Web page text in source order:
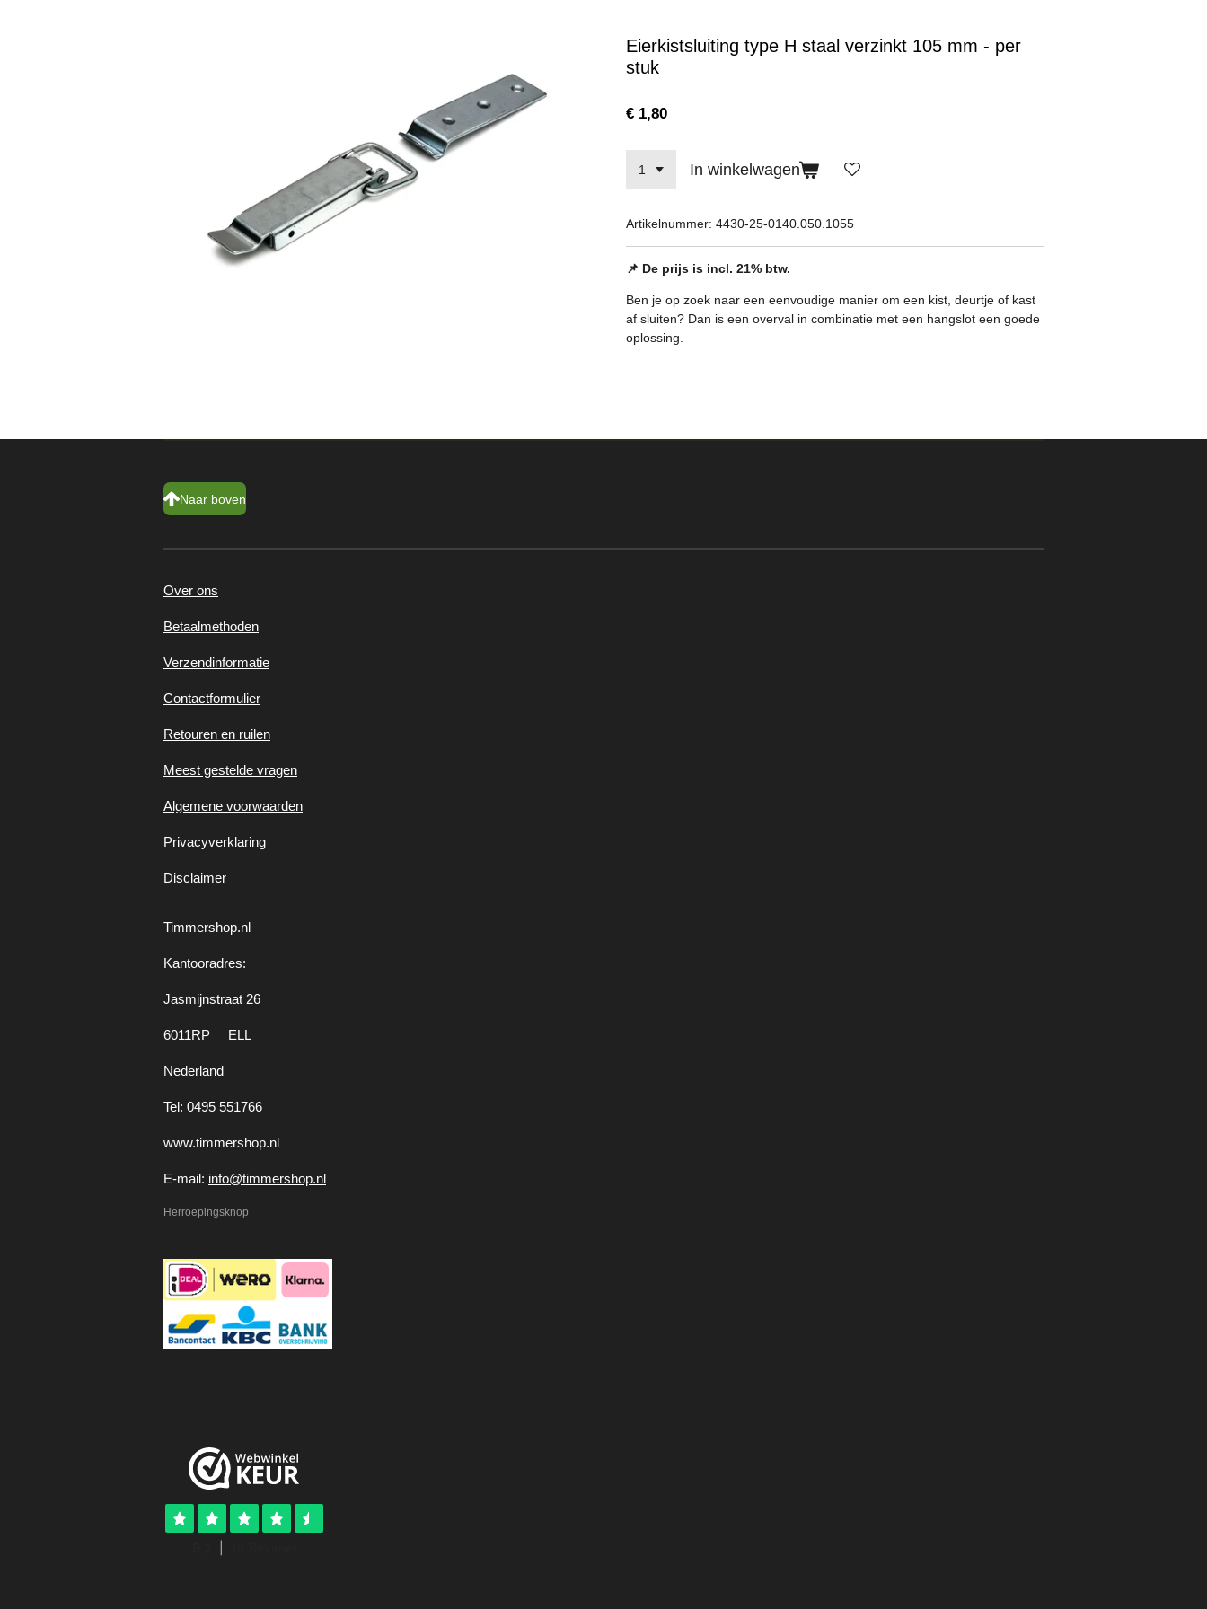
Eierkistsluiting type H staal verzinkt 105 mm - per
stuk
€ 1,80
In winkelwagen
Artikelnummer: 4430-25-0140.050.1055
📌 De prijs is incl. 21% btw.
Ben je op zoek naar een eenvoudige manier om een kist, deurtje of kast
af sluiten? Dan is een overval in combinatie met een hangslot een goede
oplossing.
Naar boven
Over ons
Betaalmethoden
Verzendinformatie
Contactformulier
Retouren en ruilen
Meest gestelde vragen
Algemene voorwaarden
Privacyverklaring
Disclaimer
Timmershop.nl
Kantooradres:
Jasmijnstraat 26
6011RP ELL
Nederland
Tel: 0495 551766
www.timmershop.nl
E-mail: info@timmershop.nl
Herroepingsknop